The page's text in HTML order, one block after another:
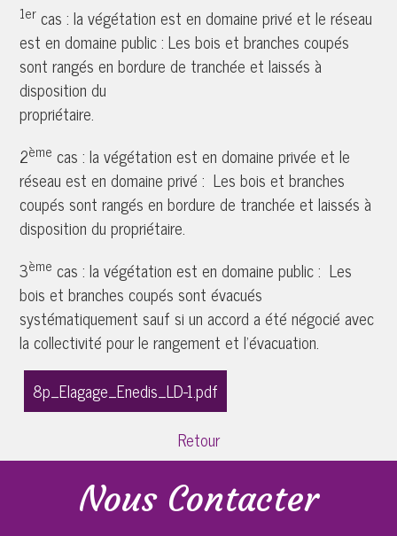
1er cas : la végétation est en domaine privé et le réseau
est en domaine public : Les bois et branches coupés
sont rangés en bordure de tranchée et laissés à
disposition du
2ème cas : la végétation est en domaine privée et le
réseau est en domaine privé : Les bois et branches
coupés sont rangés en bordure de tranchée et laissés à
disposition du propriétaire.
3ème cas : la végétation est en domaine public : Les
bois et branches coupés sont évacués
systématiquement sauf si un accord a été négocié avec
la collectivité pour le rangement et l’évacuation.
8p_Elagage_Enedis_LD-1.pdf
Retour
Nous Contacter